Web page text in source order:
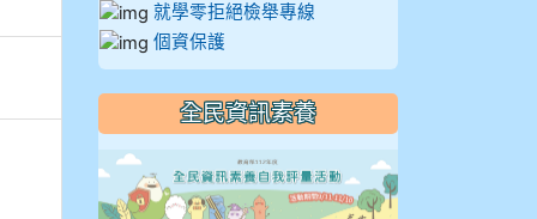
就學零拒絕檢舉專線
個資保護
全民資訊素養